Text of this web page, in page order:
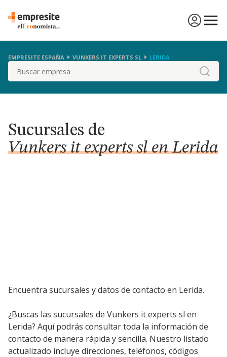
EMPRESITE ESPAÑA VUNKERS IT EXPERTS SL LERIDA
Buscar
Sucursales de
Vunkers it experts sl en Lerida
Encuentra sucursales y datos de contacto en Lerida.
¿Buscas las sucursales de Vunkers it experts sl en
Lerida? Aquí podrás consultar toda la información de
contacto de manera rápida y sencilla. Nuestro listado
actualizado incluye direcciones, teléfonos, códigos